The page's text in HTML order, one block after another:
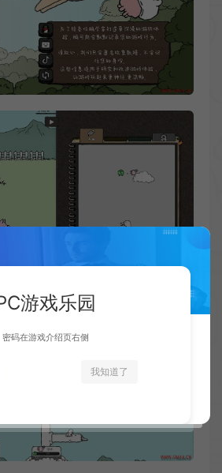
游戏乐园
密码在游戏介绍页右侧
我知道了